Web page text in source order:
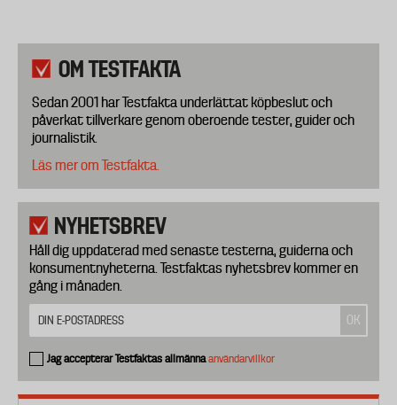
OM TESTFAKTA
Sedan 2001 har Testfakta underlättat köpbeslut och
påverkat tillverkare genom oberoende tester, guider och
journalistik.
Läs mer om Testfakta.
NYHETSBREV
Håll dig uppdaterad med senaste testerna, guiderna och
konsumentnyheterna. Testfaktas nyhetsbrev kommer en
gång i månaden.
Jag accepterar Testfaktas allmännaanvändarvillkor